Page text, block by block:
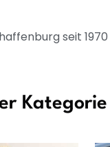
seit
Kategorie